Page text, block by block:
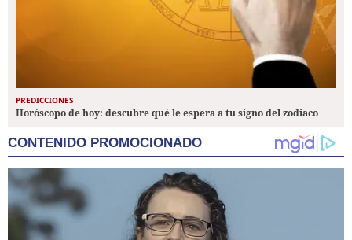
PREDICCIONES
Horóscopo de hoy: descubre qué le espera a tu signo del zodiaco
CONTENIDO PROMOCIONADO